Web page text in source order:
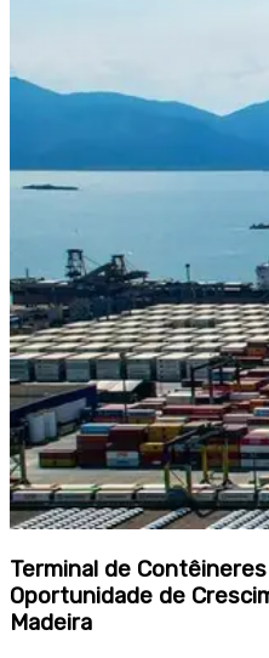
Terminal de
Oportunidade de
Madeira